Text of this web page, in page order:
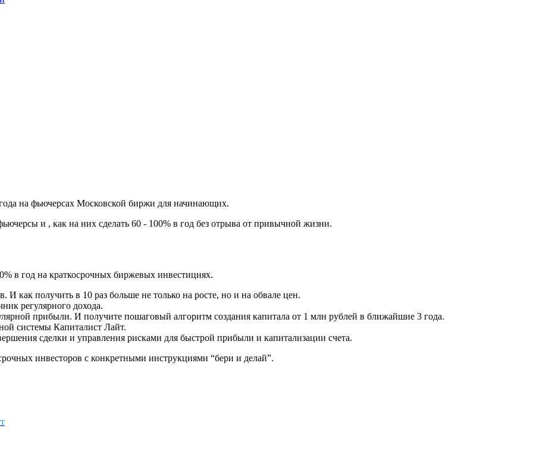
на фьючерсах Московской биржи для начинающих.
и , как на них сделать 60 - 100% в год без отрыва от привычной жизни.
в год на краткосрочных биржевых инвестициях.
И как получить в 10 раз больше не только на росте, но и на обвале цен.
регулярного дохода.
прибыли. И получите пошаговый алгоритм создания капитала от 1 млн рублей в ближайшие 3 года.
системы Капиталист Лайт.
сделки и управления рисками для быстрой прибыли и капитализации счета.
инвесторов с конкретными инструкциями “бери и делай”.